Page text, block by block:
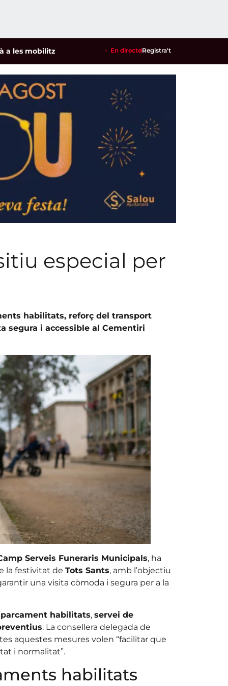
mobilitzacions per defensar els cultius de la garrofa i
En directeRegistra't
especial per
habilitats, reforç del transport
segura i accessible al Cementiri
Serveis Funeraris Municipals, ha
la festivitat de Tots Sants, amb l’objectiu
una visita còmoda i segura per a la
habilitats, servei de
. La consellera delegada de
aquestes mesures volen “facilitar que
i normalitat”.
habilitats